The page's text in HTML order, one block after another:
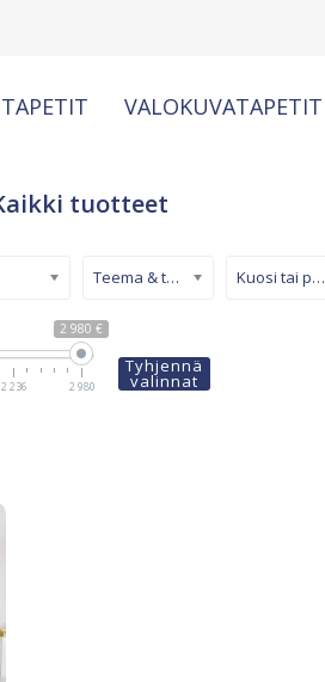
TAPETIT VALOKUVATAPETIT
tuotteet
2 980 €
2 236 2 980
Teema & tyyli Kuosi tai pinta
Tyhjennä
valinnat